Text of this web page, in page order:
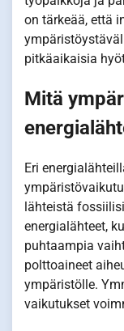
on tärkeää, että
pitkäaikaisia
Mitä
Eri
lähteistä
energialähteet,
puhtaampia
polttoaineet
ympäristölle.
vaikutukset